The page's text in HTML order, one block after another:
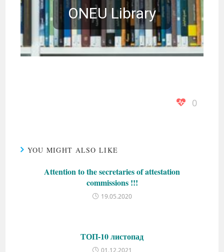
ONEU Library
0
YOU MIGHT ALSO LIKE
Attention to the secretaries of attestation
commissions !!!
19.05.2020
ТОП-10 листопад
01.12.2021